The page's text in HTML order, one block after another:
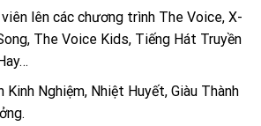
lên các chương trình The Voice, X-
The Voice Kids, Tiếng Hát Truyền
Nghiệm, Nhiệt Huyết, Giàu Thành